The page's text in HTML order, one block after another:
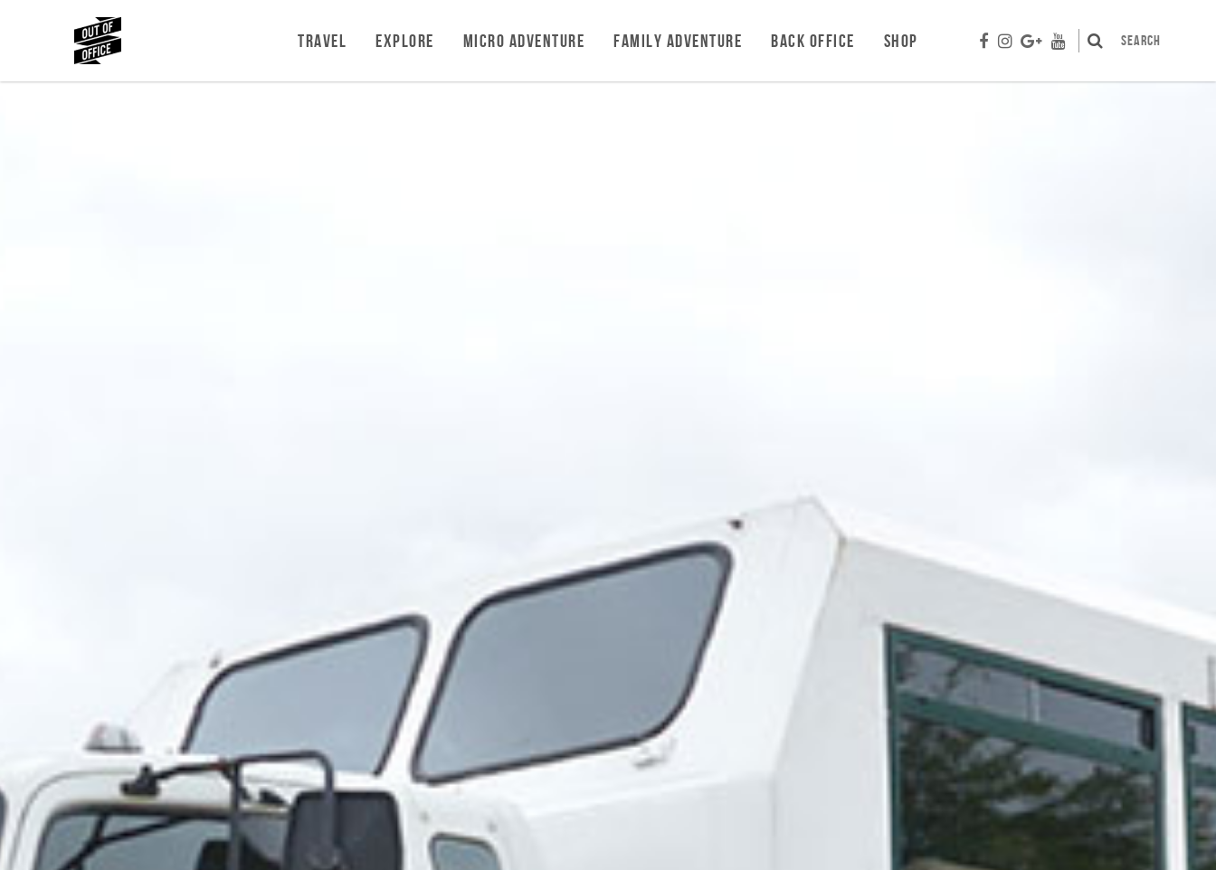
TRAVEL EXPLORE MICRO ADVENTURE FAMILY ADVENTURE BACK OFFICE SHOP